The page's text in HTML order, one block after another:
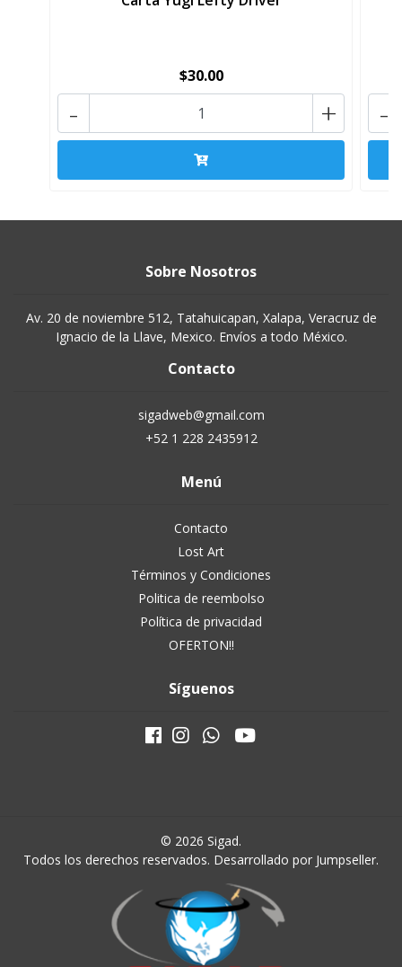
$30.00
+
- -
Sobre Nosotros
Av. 20 de noviembre 512, Tatahuicapan, Xalapa, Veracruz de
Ignacio de la Llave, Mexico. Envíos a todo México.
Contacto
sigadweb@gmail.com
+52 1 228 2435912
Menú
Contacto
Lost Art
Términos y Condiciones
Politica de reembolso
Política de privacidad
OFERTON!!
Síguenos
© 2026 Sigad.
Todos los derechos reservados. Desarrollado por Jumpseller.